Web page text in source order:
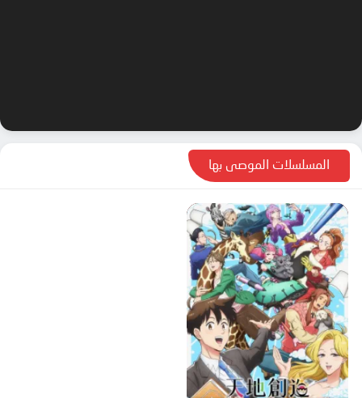
المسلسلات الموصى بها